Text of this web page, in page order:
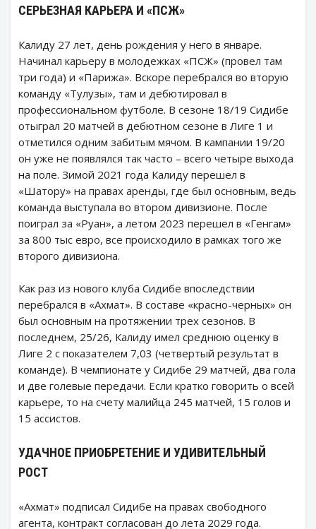
СЕРЬЕЗНАЯ КАРЬЕРА И «ПСЖ»
Калиду 27 лет, день рождения у него в январе.
Начинал карьеру в молодежках «ПСЖ» (провел там
три года) и «Парижа». Вскоре перебрался во вторую
команду «Тулузы», там и дебютировал в
профессиональном футболе. В сезоне 18/19 Сидибе
отыграл 20 матчей в дебютном сезоне в Лиге 1 и
отметился одним забитым мячом. В кампании 19/20
он уже не появлялся так часто – всего четыре выхода
на поле. Зимой 2021 года Калиду перешел в
«Шатору» на правах аренды, где был основным, ведь
команда выступала во втором дивизионе. После
поиграл за «Руан», а летом 2023 перешел в «Генгам»
за 800 тыс евро, все происходило в рамках того же
второго дивизиона.
Как раз из нового клуба Сидибе впоследствии
перебрался в «Ахмат». В составе «красно-черных» он
был основным на протяжении трех сезонов. В
последнем, 25/26, Калиду имел среднюю оценку в
Лиге 2 с показателем 7,03 (четвертый результат в
команде). В чемпионате у Сидибе 29 матчей, два гола
и две голевые передачи. Если кратко говорить о всей
карьере, то на счету малийца 245 матчей, 15 голов и
15 ассистов.
УДАЧНОЕ ПРИОБРЕТЕНИЕ И УДИВИТЕЛЬНЫЙ
РОСТ
«Ахмат» подписал Сидибе на правах свободного
агента, контракт согласован до лета 2029 года.